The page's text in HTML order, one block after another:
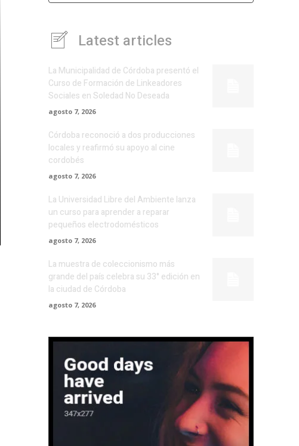
Latest articles
La Municipalidad de Córdoba presentó el
Curso de Formación de Linkeadores
Sociales en Soledad No Deseada
agosto 7, 2026
Córdoba reconoció a dos producciones
locales y reafirmó su apoyo al cine
cordobés
agosto 7, 2026
La Universidad Libre del Ambiente lanza
un curso para aprender a reparar
pequeños electrodomésticos
agosto 7, 2026
La muestra de coleccionismo más
grande del país celebra su 33° edición en
la ciudad de Córdoba
agosto 7, 2026